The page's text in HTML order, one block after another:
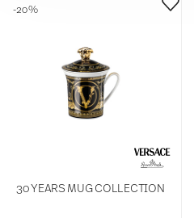
30 YEARS MUG COLLECTION
-20%